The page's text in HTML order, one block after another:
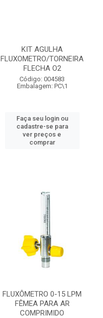
KIT AGULHA
FLUXOMETRO/TORNEIRA
FLECHA O2
Código: 004583
Embalagem: PC\1
Faça seu login ou
cadastre-se para
ver preços e
comprar
FLUXÔMETRO 0-15 LPM
FÊMEA PARA AR
COMPRIMIDO